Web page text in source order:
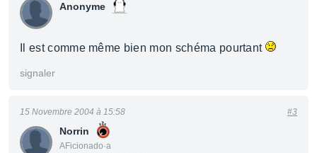
Anonyme
Il est comme même bien mon schéma pourtant
signaler
Norrin
AFicionado·a
15 Novembre 2004 à 15:58 #3